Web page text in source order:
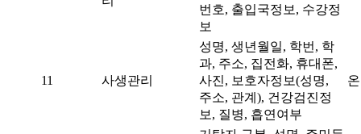
번호, 출입국정보, 수강정
보
11 사생관리
성명, 생년월일, 학번, 학
과, 주소, 집전화, 휴대폰,
사진, 보호자정보(성명,
주소, 관계), 건강검진정
보, 질병, 흡연여부